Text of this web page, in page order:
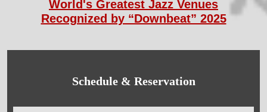
World's Greatest Jazz Venues
Recognized by “Downbeat” 2025
Schedule & Reservation